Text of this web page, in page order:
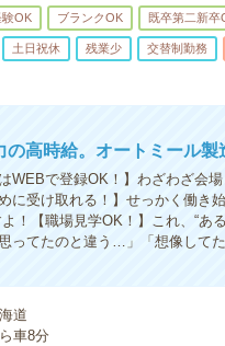
OK ブランクOK 既卒第二新卒
土日祝休 残業少 交替制勤務
の高時給。オートミール製
はWEBで登録OK！】わざわざ
に受け取れる！】せっかく働き
！【職場見学OK！】これ、“あ
ってたのと違う…」「想像し
道
車8分